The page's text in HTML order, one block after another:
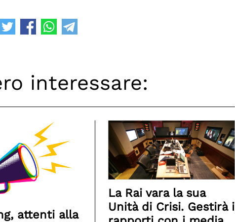
interessare:
attenti alla
La Rai vara la sua
Unità di Crisi. Gestirà i